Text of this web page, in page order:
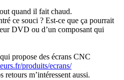
quand il fait chaud.
ce souci ? Est-ce que ça pourrait
DVD ou d’un composant qui
propose des écrans CNC
produits/ecrans/
retours m’intéressent aussi.